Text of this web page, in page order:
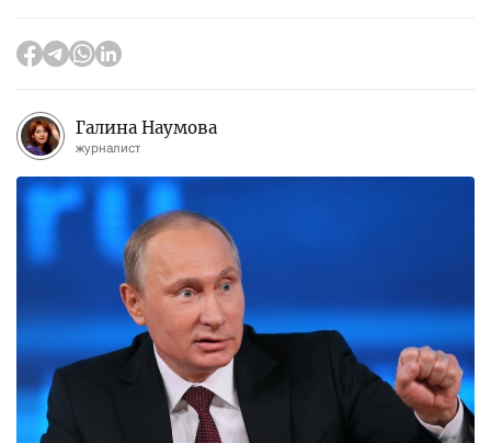
Галина Наумова
журналист